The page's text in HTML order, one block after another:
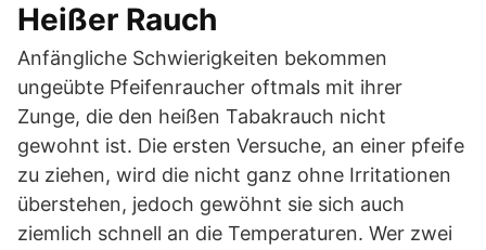
Heißer Rauch
Anfängliche Schwierigkeiten bekommen
ungeübte Pfeifenraucher oftmals mit ihrer
Zunge, die den heißen Tabakrauch nicht
gewohnt ist. Die ersten Versuche, an einer pfeife
zu ziehen, wird die nicht ganz ohne Irritationen
überstehen, jedoch gewöhnt sie sich auch
ziemlich schnell an die Temperaturen. Wer zwei